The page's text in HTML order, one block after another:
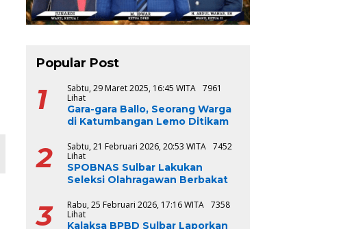
Popular Post
1 Sabtu, 29 Maret 2025, 16:45 WITA
7961
Lihat
Gara-gara Ballo, Seorang Warga
di Katumbangan Lemo Ditikam
2 Sabtu, 21 Februari 2026, 20:53 WITA
7452
Lihat
SPOBNAS Sulbar Lakukan
Seleksi Olahragawan Berbakat
3 Rabu, 25 Februari 2026, 17:16 WITA
7358
Lihat
Kalaksa BPBD Sulbar Laporkan